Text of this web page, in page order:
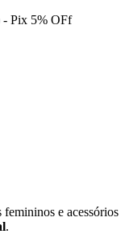
- Pix 5% OFf
e acessórios
.